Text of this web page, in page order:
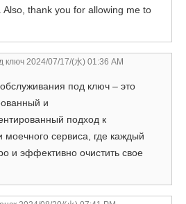
Also, thank you for allowing me to
ключ 2024/07/17/(水) 01:36 AM
под ключ – это
и
подход к
моечного сервиса, где каждый
и эффективно очистить свое